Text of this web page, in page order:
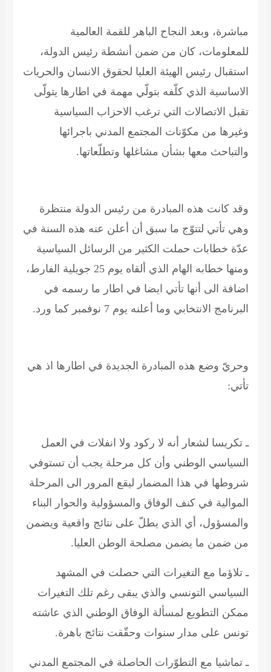
مباشرة، وبعد النجاح الباهر للقمة العالمية
للمعلومات، كان من ضمن أنشطة رئيس الدولة،
استقبال رئيس الهيئة العليا لحقوق الانسان والحريات
الاساسية الذي كلّفه بتولّي مهمة في اطارها يتولّى
تقبل الاتصالات التي ترغب الاحزاب السياسية
وغيرها من مكوّنات المجتمع المدني باجرائها
والتباحث معها بشأن مشاغلها وتطلّعاتها.
وقد كانت هذه المبادرة من رئيس الدولة منتظرة
وهي تأتي لتتوّج ما سبق أن أعلن عنه هذه السنة في
عدّة خطابات حملت الكثير من الرسائل السياسية
ومنها خطابه الهام الذي ألقاه يوم 25 جويلية الفارط،
اضافة الى أنها تأتي ايضا في اطار ما رسمه في
البرنامج الانتخابي وما أعلنه يوم 7 نوفمبر كما ورد
.
وحريّ وضع هذه المبادرة الجديدة في اطارها اذ هي
تأتي:
ـ تكريسا لشعار أنه لا ركود ولا انفلات في العمل
السياسي الوطني وأن كل مرحلة يجب أن تستوفي
شروطها في هذا المضمار ليقع المرور الى المرحلة
الموالية في كنف الوفاق والمسؤولية والحوار البناء
والمسؤول، أي الذي يطلّ على نتائج واقعية ويضمن
من ضمن ما يضمن مصلحة الوطن العليا.
ـ تلاؤما مع التغيرات التي حصلت في المشهد
السياسي التونسي والذي يبقى رغم تلك التغيرات
ممكن التطويع لمسألة الوفاق الوطني الذي عاشته
تونس على مدار سنوات وحقّقت نتائج باهرة.
ـ تماشيا مع التطوّرات الحاصلة في المجتمع المدني